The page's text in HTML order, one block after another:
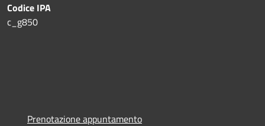
Codice IPA
c_g850
Prenotazione appuntamento